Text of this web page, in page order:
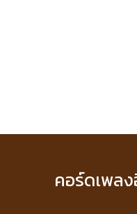
คอร์ดเพล